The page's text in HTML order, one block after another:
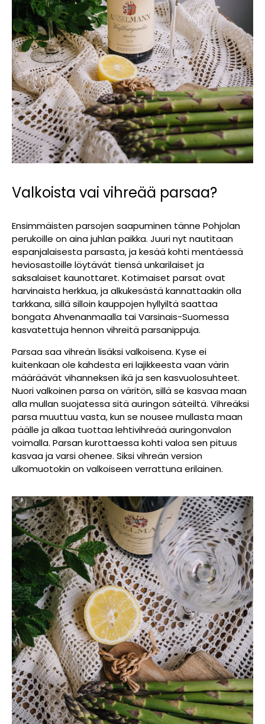
Valkoista vai vihreää parsaa?
Ensimmäisten parsojen saapuminen tänne Pohjolan
perukoille on aina juhlan paikka. Juuri nyt nautitaan
espanjalaisesta parsasta, ja kesää kohti mentäessä
heviosastoille löytävät tiensä unkarilaiset ja
saksalaiset kaunottaret. Kotimaiset parsat ovat
harvinaista herkkua, ja alkukesästä kannattaakin olla
tarkkana, sillä silloin kauppojen hyllyiltä saattaa
bongata Ahvenanmaalla tai Varsinais-Suomessa
kasvatettuja hennon vihreitä parsanippuja.
Parsaa saa vihreän lisäksi valkoisena. Kyse ei
kuitenkaan ole kahdesta eri lajikkeesta vaan värin
määräävät vihanneksen ikä ja sen kasvuolosuhteet.
Nuori valkoinen parsa on väritön, sillä se kasvaa maan
alla mullan suojatessa sitä auringon säteiltä. Vihreäksi
parsa muuttuu vasta, kun se nousee mullasta maan
päälle ja alkaa tuottaa lehtivihreää auringonvalon
voimalla. Parsan kurottaessa kohti valoa sen pituus
kasvaa ja varsi ohenee. Siksi vihreän version
ulkomuotokin on valkoiseen verrattuna erilainen.